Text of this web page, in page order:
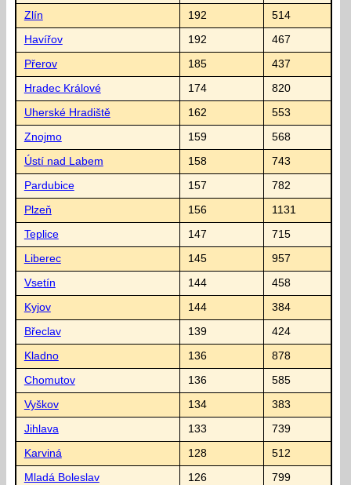
Zlín 192 514
Havířov 192 467
Přerov 185 437
Hradec Králové 174 820
Uherské Hradiště 162 553
Znojmo 159 568
Ústí nad Labem 158 743
Pardubice 157 782
Plzeň 156 1131
Teplice 147 715
Liberec 145 957
Vsetín 144 458
Kyjov 144 384
Břeclav 139 424
Kladno 136 878
Chomutov 136 585
Vyškov 134 383
Jihlava 133 739
Karviná 128 512
Mladá Boleslav 126 799